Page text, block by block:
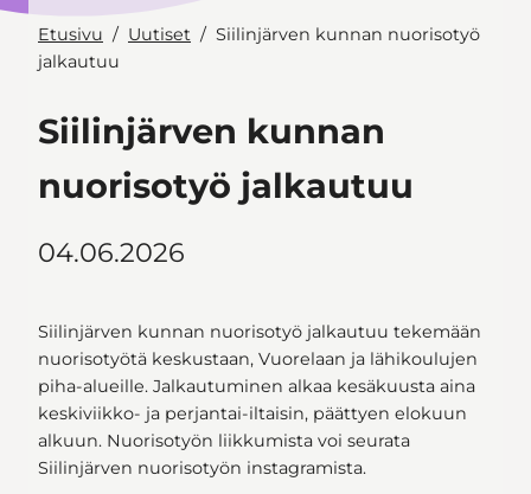
Etusivu Uutiset
Siilinjärven kunnan nuorisotyö
jalkautuu
Siilinjärven kunnan
nuorisotyö jalkautuu
04.06.2026
Siilinjärven kunnan nuorisotyö jalkautuu tekemään
nuorisotyötä keskustaan, Vuorelaan ja lähikoulujen
piha-alueille. Jalkautuminen alkaa kesäkuusta aina
keskiviikko- ja perjantai-iltaisin, päättyen elokuun
alkuun. Nuorisotyön liikkumista voi seurata
Siilinjärven nuorisotyön instagramista.